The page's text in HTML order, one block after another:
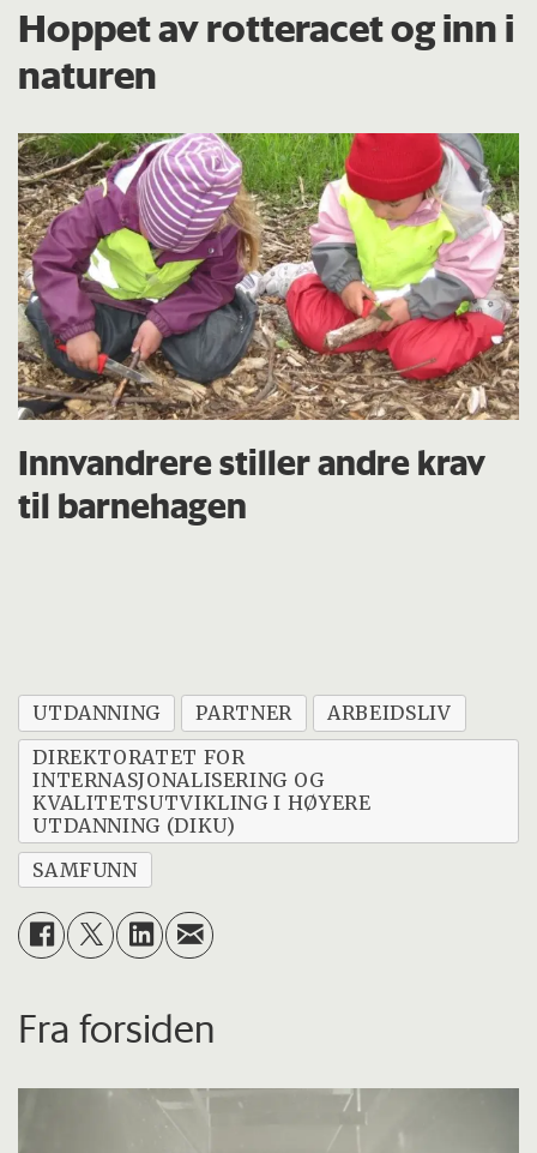
Hoppet av rotteracet og inn i
naturen
Innvandrere stiller andre krav
til barnehagen
UTDANNING PARTNER
ARBEIDSLIV
DIREKTORATET FOR
INTERNASJONALISERING OG
KVALITETSUTVIKLING I HØYERE
UTDANNING (DIKU)
SAMFUNN
Fra forsiden